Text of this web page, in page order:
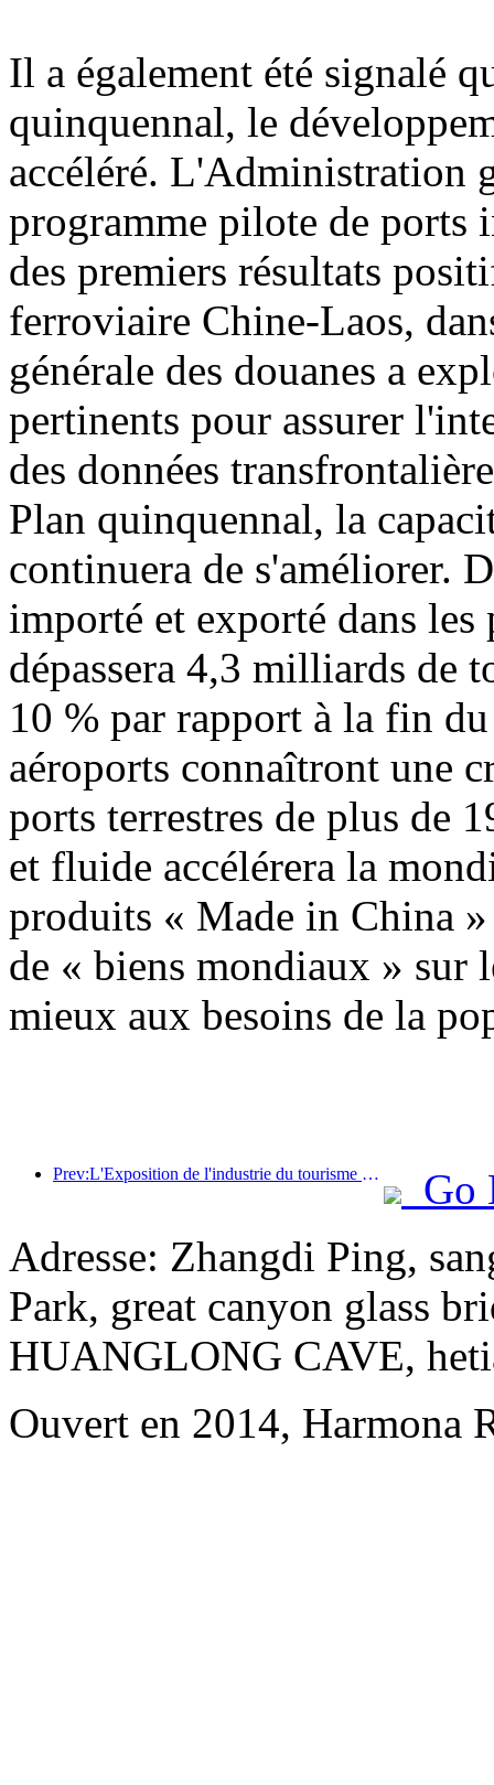
Il a également été signalé
quinquennal, le
accéléré. L'Administration
programme pilote de ports
des premiers résultats
ferroviaire Chine-Laos,
générale des douanes a
pertinents pour assurer
des données
Plan quinquennal, la
continuera de s'améliorer.
importé et exporté dans
dépassera 4,3 milliards de
10 % par rapport à la fin
aéroports connaîtront une
ports terrestres de plus de
et fluide accélérera la
produits « Made in China
de « biens mondiaux » sur
mieux aux besoins de la
Prev:L'Exposition de l'industrie du tourisme culturel de Chine 2025 se tiendra à Wuhan du 12 au 14 septembre.
Go
Adresse: Zhangdi Ping,
Park, great canyon glass
HUANGLONG CAVE,
Ouvert en 2014, Harmona